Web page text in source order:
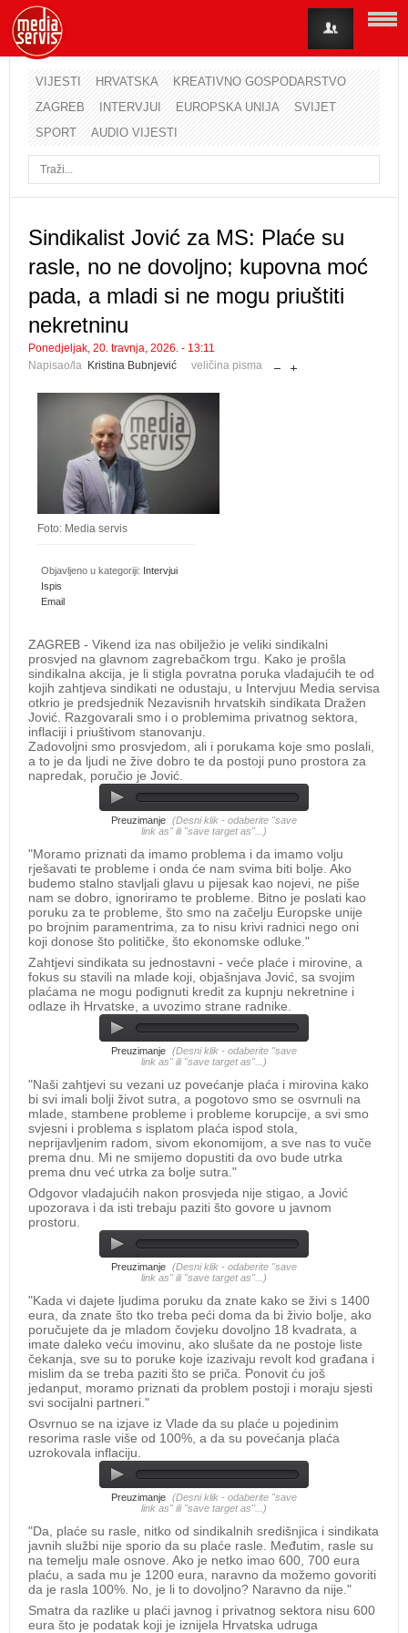
VIJESTI HRVATSKA
KREATIVNO GOSPODARSTVO
ZAGREB
INTERVJUI EUROPSKA UNIJA
SVIJET
SPORT
AUDIO VIJESTI
Sindikalist Jović za MS: Plaće su
rasle, no ne dovoljno; kupovna moć
pada, a mladi si ne mogu priuštiti
nekretninu
Ponedjeljak, 20. travnja, 2026. - 13:11
Napisao/la Kristina Bubnjević veličina pisma
Foto: Media servis
Objavljeno u kategoriji: Intervjui
Ispis
Email
ZAGREB - Vikend iza nas obilježio je veliki sindikalni
prosvjed na glavnom zagrebačkom trgu. Kako je prošla
sindikalna akcija, je li stigla povratna poruka vladajućih te od
kojih zahtjeva sindikati ne odustaju, u Intervjuu Media servisa
otkrio je predsjednik Nezavisnih hrvatskih sindikata Dražen
Jović. Razgovarali smo i o problemima privatnog sektora,
inflaciji i priuštivom stanovanju.
Zadovoljni smo prosvjedom, ali i porukama koje smo poslali,
a to je da ljudi ne žive dobro te da postoji puno prostora za
napredak, poručio je Jović.
Preuzimanje (Desni klik - odaberite "save
link as" ili "save target as"...)
"Moramo priznati da imamo problema i da imamo volju
rješavati te probleme i onda će nam svima biti bolje. Ako
budemo stalno stavljali glavu u pijesak kao nojevi, ne piše
nam se dobro, ignoriramo te probleme. Bitno je poslati kao
poruku za te probleme, što smo na začelju Europske unije
po brojnim paramentrima, za to nisu krivi radnici nego oni
koji donose što političke, što ekonomske odluke."
Zahtjevi sindikata su jednostavni - veće plaće i mirovine, a
fokus su stavili na mlade koji, objašnjava Jović, sa svojim
plaćama ne mogu podignuti kredit za kupnju nekretnine i
odlaze ih Hrvatske, a uvozimo strane radnike.
Preuzimanje (Desni klik - odaberite "save
link as" ili "save target as"...)
"Naši zahtjevi su vezani uz povećanje plaća i mirovina kako
bi svi imali bolji život sutra, a pogotovo smo se osvrnuli na
mlade, stambene probleme i probleme korupcije, a svi smo
svjesni i problema s isplatom plaća ispod stola,
neprijavljenim radom, sivom ekonomijom, a sve nas to vuče
prema dnu. Mi ne smijemo dopustiti da ovo bude utrka
prema dnu već utrka za bolje sutra."
Odgovor vladajućih nakon prosvjeda nije stigao, a Jović
upozorava i da isti trebaju paziti što govore u javnom
prostoru.
Preuzimanje (Desni klik - odaberite "save
link as" ili "save target as"...)
"Kada vi dajete ljudima poruku da znate kako se živi s 1400
eura, da znate što tko treba peći doma da bi živio bolje, ako
poručujete da je mladom čovjeku dovoljno 18 kvadrata, a
imate daleko veću imovinu, ako slušate da ne postoje liste
čekanja, sve su to poruke koje izazivaju revolt kod građana i
mislim da se treba paziti što se priča. Ponovit ću još
jedanput, moramo priznati da problem postoji i moraju sjesti
svi socijalni partneri."
Osvrnuo se na izjave iz Vlade da su plaće u pojedinim
resorima rasle više od 100%, a da su povećanja plaća
uzrokovala inflaciju.
Preuzimanje (Desni klik - odaberite "save
link as" ili "save target as"...)
"Da, plaće su rasle, nitko od sindikalnih središnjica i sindikata
javnih službi nije sporio da su plaće rasle. Međutim, rasle su
na temelju male osnove. Ako je netko imao 600, 700 eura
plaću, a sada mu je 1200 eura, naravno da možemo govoriti
da je rasla 100%. No, je li to dovoljno? Naravno da nije."
Smatra da razlike u plaći javnog i privatnog sektora nisu 600
eura što je podatak koji je iznijela Hrvatska udruga
Korisničko ime
Lozinka
Zaboravili ste lozinku? Zaboravili ste korisničko ime?